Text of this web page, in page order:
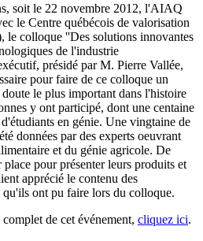
soit le 22 novembre 2012, l'AIAQ
le Centre québécois de valorisation
le colloque ''Des solutions innovantes
de l'industrie
présidé par M. Pierre Vallée,
pour faire de ce colloque un
le plus important dans l'histoire
y ont participé, dont une centaine
en génie. Une vingtaine de
données par des experts oeuvrant
et du génie agricole. De
pour présenter leurs produits et
apprécié le contenu des
qu'ils ont pu faire lors du colloque.
de cet événement, cliquez ici.